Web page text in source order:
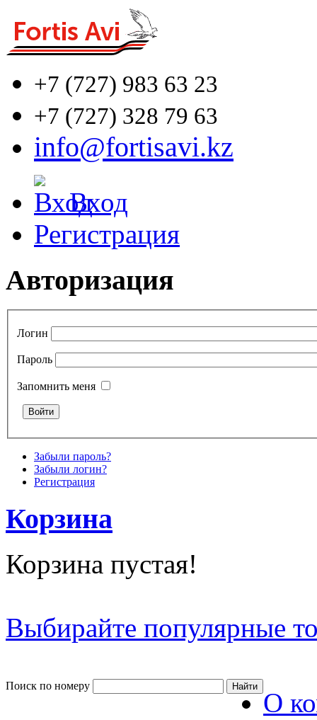
+7 (727) 983 63 23
+7 (727) 328 79 63
info@fortisavi.kz
Вход
Регистрация
Авторизация
Логин
Пароль
Запомнить меня
Забыли пароль?
Забыли логин?
Регистрация
Корзина
Корзина пустая!
Выбирайте популярные
Поиск по номеру
О